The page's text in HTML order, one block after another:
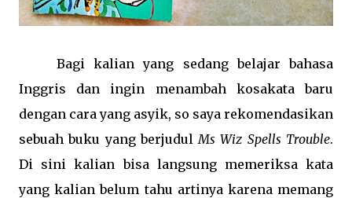
Bagi kalian yang sedang belajar bahasa
Inggris dan ingin menambah kosakata baru
dengan cara yang asyik, so saya rekomendasikan
sebuah buku yang berjudulMs Wiz Spells Trouble.
Di sini kalian bisa langsung memeriksa kata
yang kalian belum tahu artinya karena memang